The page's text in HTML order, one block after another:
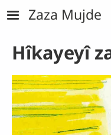
Skip to main content
Zaza Mujde
Hîkayeyî